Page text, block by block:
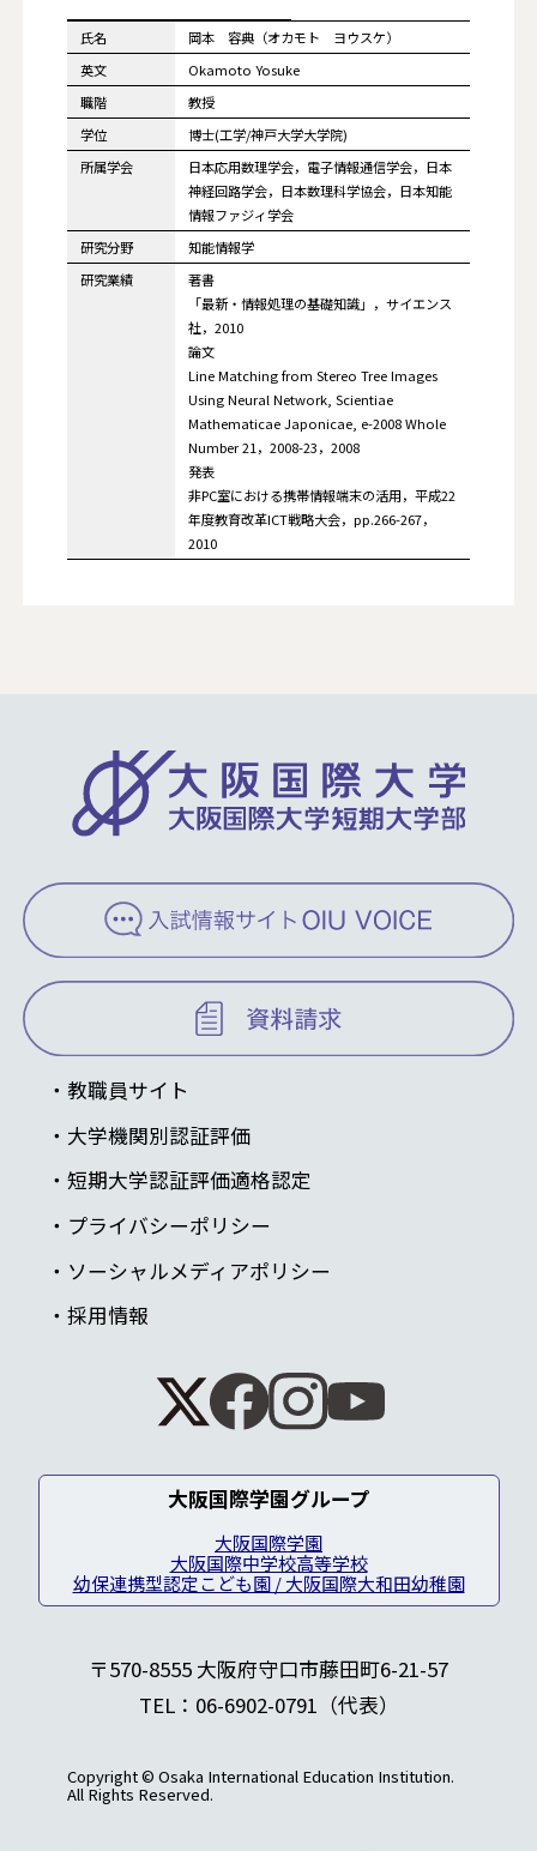
氏名
岡本 容典（オカモト ヨウスケ）
英文
Okamoto Yosuke
職階
教授
学位
博士(工学/神戸大学大学院)
所属学会
日本応用数理学会，電子情報通信学会，日本
神経回路学会，日本数理科学協会，日本知能
情報ファジィ学会
研究分野
知能情報学
研究業績
著書
「最新・情報処理の基礎知識」，サイエンス
社，2010
論文
Line Matching from Stereo Tree Images
Using Neural Network, Scientiae
Mathematicae Japonicae, e-2008 Whole
Number 21，2008-23，2008
発表
非PC室における携帯情報端末の活用，平成22
年度教育改革ICT戦略大会，pp.266-267，
2010
教職員サイト
大学機関別認証評価
短期大学認証評価適格認定
プライバシーポリシー
ソーシャルメディアポリシー
採用情報
大阪国際学園グループ
大阪国際学園
大阪国際中学校高等学校
幼保連携型認定こども園 / 大阪国際大和田幼稚園
〒570-8555 大阪府守口市藤田町6-21-57
TEL：06-6902-0791（代表）
Copyright © Osaka International Education Institution.
All Rights Reserved.